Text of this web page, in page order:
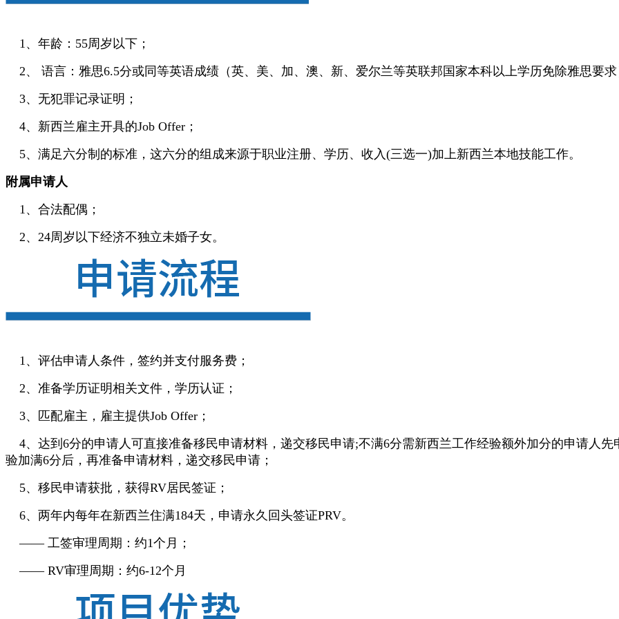
1 、 年龄：55周岁以下；
2、
语言：雅思6.5分或同等英语成绩（英、美、加、澳、新、爱尔兰等英联邦国家本科以上学历免除雅思要
3、 无犯罪记录证明；
4、 新西兰雇主开具的Job Offer；
5、 满足六分制的标准，这六分的组成来源于职业注册、学历、收入(三选一)加上新西兰本地技能工作。
附属申请人
1、合法配偶；
2、24周岁以下经济不独立未婚子女。
1、评估申请人条件，签约并支付服务费；
2、准备学历证明相关文件，学历认证；
3、匹配雇主，雇主提供Job Offer；
4、达到6分的申请人可直接准备移民申请材料，递交移民申请;不满6分需新西兰工作经验额外加分的申请人
验加满6分后，再准备申请材料，递交移民申请；
5、移民申请获批，获得RV居民签证；
6、两年内每年在新西兰住满184天，申请永久回头签证PRV。
—— 工签审理周期：约1个月；
—— RV审理周期：约6-12个月